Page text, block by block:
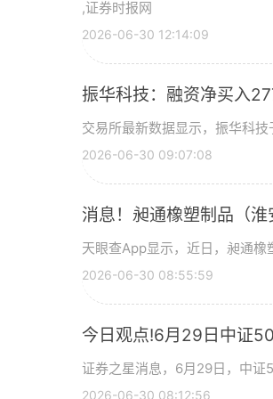
,证券时报网
2026-06-30 12:14:09
振华科技：融资净买入
交易所最新数据显示，振华科
2026-06-30 09:07:08
消息！昶通橡塑制品（
天眼查App显示，近日，昶通
2026-06-30 08:55:59
今日观点!6月29日中证
证券之星消息，6月29日，中
2026-06-30 08:12:56